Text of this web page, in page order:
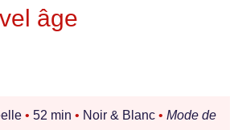
âge
• 52 min • Noir & Blanc • Mode de